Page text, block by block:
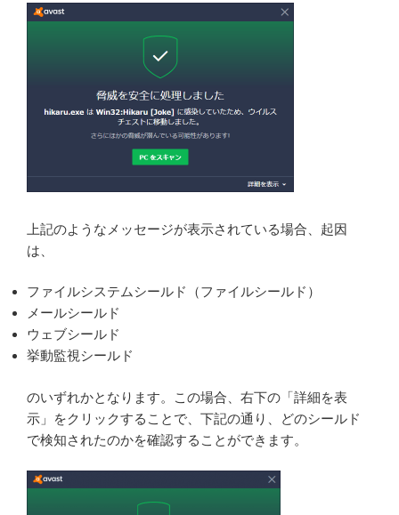
上記のようなメッセージが表示されている場合、起因
は、
ファイルシステムシールド（ファイルシールド）
メールシールド
ウェブシールド
挙動監視シールド
のいずれかとなります。この場合、右下の「詳細を表
示」をクリックすることで、下記の通り、どのシールド
で検知されたのかを確認することができます。